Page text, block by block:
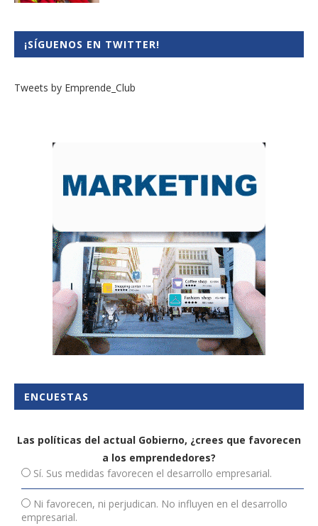
¡SÍGUENOS EN TWITTER!
Tweets by Emprende_Club
ENCUESTAS
Las políticas del actual Gobierno, ¿crees que favorecen
a los emprendedores?
Sí. Sus medidas favorecen el desarrollo empresarial.
Ni favorecen, ni perjudican. No influyen en el desarrollo
empresarial.